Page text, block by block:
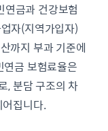
금과 건강보험
자(지역가입자)
까지 부과 기준에
금 보험료율은
분담 구조의 차
집니다.